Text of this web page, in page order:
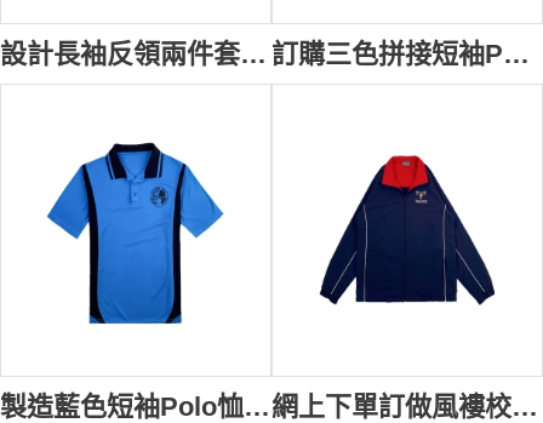
設計長袖反領兩件套風衣 訂購內層背心外套 面層尼龍面料 內層搖粒絨 深灰色 德瑞國際學校 SU329 訂購三色拼接短袖Polo恤校服 三粒鈕扣設計 大學校服 交流會 校服製衣廠 SU326
製造藍色短袖Polo恤 訂做衫側撞色三粒鈕扣校服 繡花LOGO校服 SU325 網上下單訂做風褸校服 自訂繡花LOGO拉鏈袋口 橡筋袖口 活動校服風褸 秋冬 校服 SU324